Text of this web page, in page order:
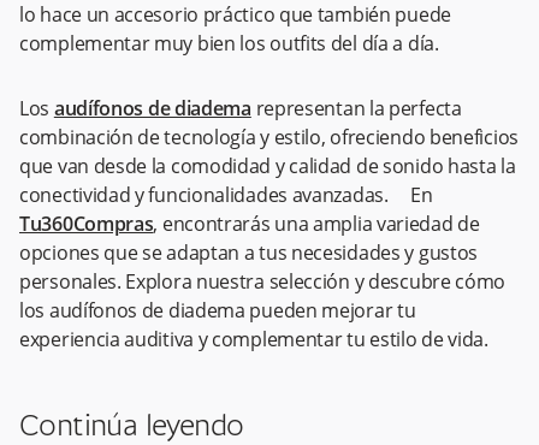
lo hace un accesorio práctico que también puede
complementar muy bien los outfits del día a día.
Los audífonos de diadema representan la perfecta
combinación de tecnología y estilo, ofreciendo beneficios
que van desde la comodidad y calidad de sonido hasta la
conectividad y funcionalidades avanzadas. En
Tu360Compras, encontrarás una amplia variedad de
opciones que se adaptan a tus necesidades y gustos
personales. Explora nuestra selección y descubre cómo
los audífonos de diadema pueden mejorar tu
experiencia auditiva y complementar tu estilo de vida.
Continúa leyendo